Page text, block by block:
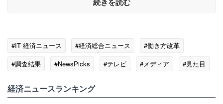
#IT 経済ニュース #経済総合ニュース
#働き方改革
#調査結果
#NewsPicks #テレビ #メディア #見た目
経済ニュースランキング